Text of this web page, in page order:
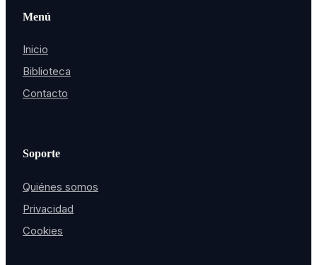
Menú
Inicio
Biblioteca
Contacto
Soporte
Quiénes somos
Privacidad
Cookies